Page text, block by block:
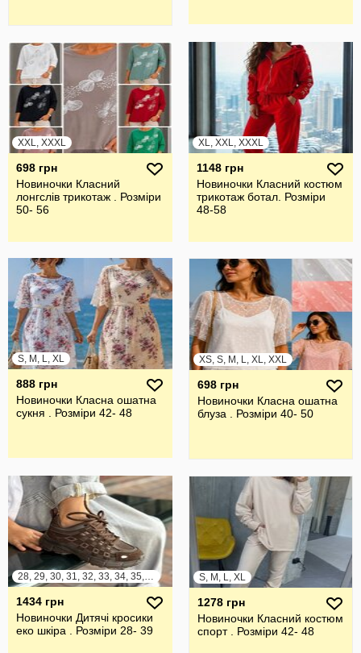
XXL, XXXL
698 грн
Новиночки Класний
лонгслів трикотаж . Розміри
50- 56
XL, XXL, XXXL
1148 грн
Новиночки Класний костюм
трикотаж ботал. Розміри
48-58
S, M, L, XL
888 грн
Новиночки Класна ошатна
сукня . Розміри 42- 48
XS, S, M, L, XL, XXL
698 грн
Новиночки Класна ошатна
блуза . Розміри 40- 50
28, 29, 30, 31, 32, 33, 34, 35, 36, 37, 38, 39
1434 грн
Новиночки Дитячі кросики
еко шкіра . Розміри 28- 39
S, M, L, XL
1278 грн
Новиночки Класний костюм
спорт . Розміри 42- 48